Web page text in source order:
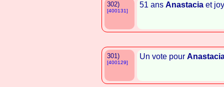
302)
[400131]
51 ans Anastacia et
301)
[400129]
Un vote pour